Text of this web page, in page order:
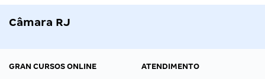
Câmara RJ
GRAN CURSOS ONLINE
ATENDIMENTO